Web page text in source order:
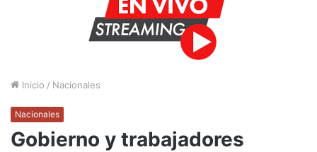
Inicio / Nacionales
Nacionales
Gobierno y trabajadores